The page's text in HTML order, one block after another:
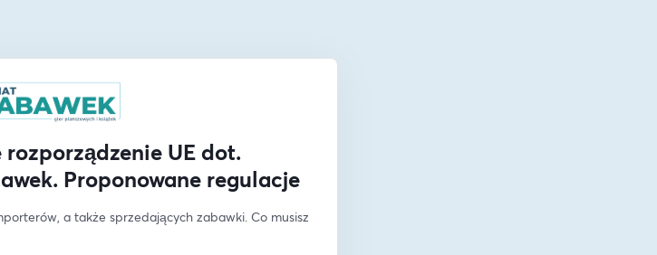
rozporządzenie UE dot.
Proponowane regulacje
a także sprzedających zabawki. Co musisz